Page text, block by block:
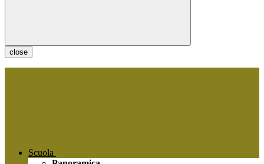
close
Scuola